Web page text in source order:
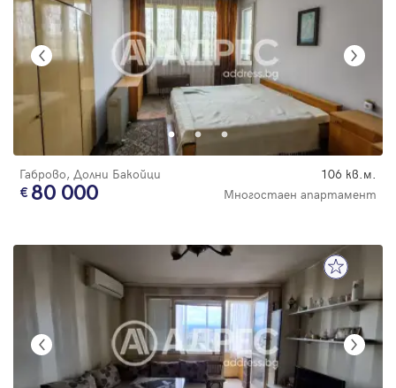
Габрово, Долни Бакойци 106 кв.м.
80 000 Многостаен апартамент